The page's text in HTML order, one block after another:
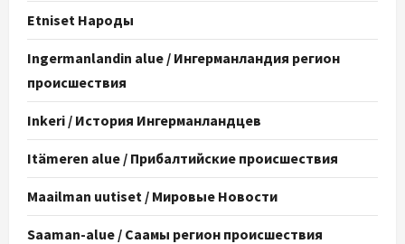
Etniset Народы
Ingermanlandin alue / Ингерманландия регион
происшествия
Inkeri / История Ингерманландцев
Itämeren alue / Прибалтийские происшествия
Maailman uutiset / Мировые Новости
Saaman-alue / Саамы регион происшествия